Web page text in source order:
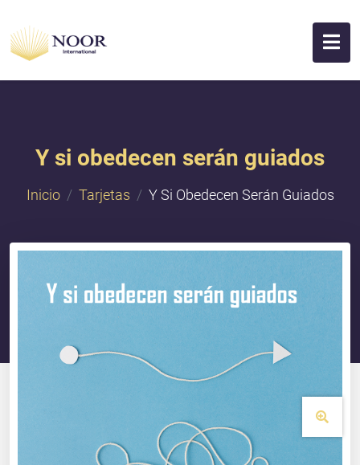
Y si obedecen serán guiados
Inicio Tarjetas Y Si Obedecen Serán Guiados